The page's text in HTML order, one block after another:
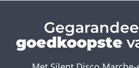
goedkoopste